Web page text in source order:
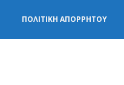
ΠΟΛΙΤΙΚΉ ΑΠΟΡΡΉΤΟΥ